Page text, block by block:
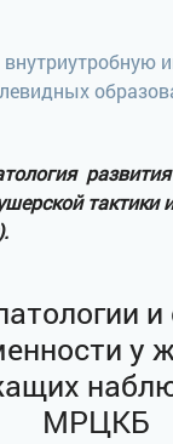
внутриутробную
тактики
у
МРЦКБ